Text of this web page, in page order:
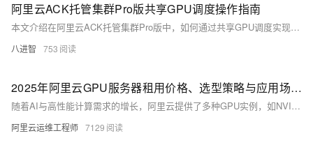
阿里云ACK托管集群Pro版共享GPU调度操作指南
本文介绍在阿里云ACK托管集群Pro版中，如何通过共享GPU调度实现显存与算力的精细化分配，涵盖前提条件、使用限制、节点池配置及任务部署全流程，提升GPU资源利用率，适用于AI训练与推理场景。
八进智 753
2025年阿里云GPU服务器租用价格、选型策略与应用场景详解
随着AI与高性能计算需求的增长，阿里云提供了多种GPU实例，如NVIDIA V100、A10、T4等，适配不同场景。2025年重点实例中，V100实例GN6v单月3830元起，适合大规模训练；A10实例GN7i单月3213.99元起，适用于混合负载。计费模式有按量付费和包年包月，后者成本更低。针对AI训练、图形渲染及轻量级推理等场景，推荐不同配置以优化成本和性能。阿里云还提供抢占式实例、ESSD云盘等资源优化策略，支持eRDMA网络加速和倚天ARM架构，助力企业在2025年实现智能计算的效率与成本最优平衡。 （该简介为原文内容的高度概括，符合要求的字符限制。）
阿里云运维工程师 7129